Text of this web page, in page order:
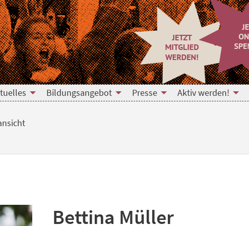
Bildungsangebot Presse Aktiv werden!
Bettina Müller